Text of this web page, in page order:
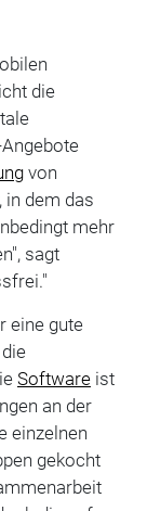
die
von
in dem das
mehr
sagt
eine gute
Softwareist
an der
einzelnen
gekocht